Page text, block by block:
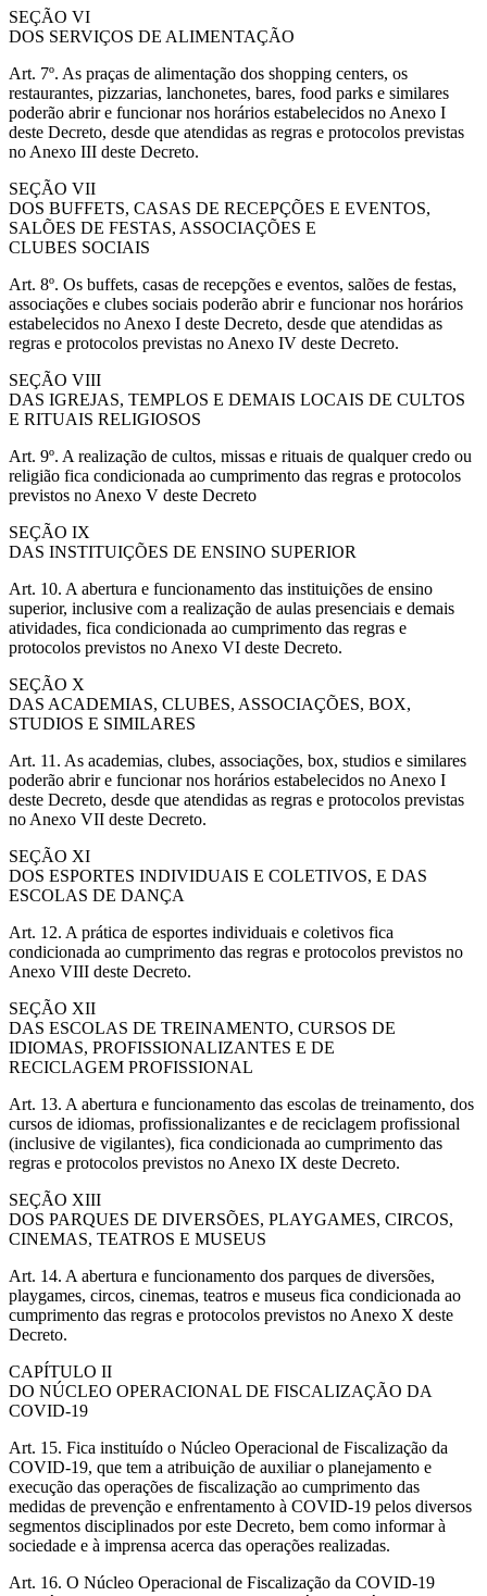
SEÇÃO VI
DOS SERVIÇOS DE ALIMENTAÇÃO
Art. 7º. As praças de alimentação dos shopping centers, os
restaurantes, pizzarias, lanchonetes, bares, food parks e similares
poderão abrir e funcionar nos horários estabelecidos no Anexo I
deste Decreto, desde que atendidas as regras e protocolos previstas
no Anexo III deste Decreto.
SEÇÃO VII
DOS BUFFETS, CASAS DE RECEPÇÕES E EVENTOS,
SALÕES DE FESTAS, ASSOCIAÇÕES E
CLUBES SOCIAIS
Art. 8º. Os buffets, casas de recepções e eventos, salões de festas,
associações e clubes sociais poderão abrir e funcionar nos horários
estabelecidos no Anexo I deste Decreto, desde que atendidas as
regras e protocolos previstas no Anexo IV deste Decreto.
SEÇÃO VIII
DAS IGREJAS, TEMPLOS E DEMAIS LOCAIS DE CULTOS
E RITUAIS RELIGIOSOS
Art. 9º. A realização de cultos, missas e rituais de qualquer credo ou
religião fica condicionada ao cumprimento das regras e protocolos
previstos no Anexo V deste Decreto
SEÇÃO IX
DAS INSTITUIÇÕES DE ENSINO SUPERIOR
Art. 10. A abertura e funcionamento das instituições de ensino
superior, inclusive com a realização de aulas presenciais e demais
atividades, fica condicionada ao cumprimento das regras e
protocolos previstos no Anexo VI deste Decreto.
SEÇÃO X
DAS ACADEMIAS, CLUBES, ASSOCIAÇÕES, BOX,
STUDIOS E SIMILARES
Art. 11. As academias, clubes, associações, box, studios e similares
poderão abrir e funcionar nos horários estabelecidos no Anexo I
deste Decreto, desde que atendidas as regras e protocolos previstas
no Anexo VII deste Decreto.
SEÇÃO XI
DOS ESPORTES INDIVIDUAIS E COLETIVOS, E DAS
ESCOLAS DE DANÇA
Art. 12. A prática de esportes individuais e coletivos fica
condicionada ao cumprimento das regras e protocolos previstos no
Anexo VIII deste Decreto.
SEÇÃO XII
DAS ESCOLAS DE TREINAMENTO, CURSOS DE
IDIOMAS, PROFISSIONALIZANTES E DE
RECICLAGEM PROFISSIONAL
Art. 13. A abertura e funcionamento das escolas de treinamento, dos
cursos de idiomas, profissionalizantes e de reciclagem profissional
(inclusive de vigilantes), fica condicionada ao cumprimento das
regras e protocolos previstos no Anexo IX deste Decreto.
SEÇÃO XIII
DOS PARQUES DE DIVERSÕES, PLAYGAMES, CIRCOS,
CINEMAS, TEATROS E MUSEUS
Art. 14. A abertura e funcionamento dos parques de diversões,
playgames, circos, cinemas, teatros e museus fica condicionada ao
cumprimento das regras e protocolos previstos no Anexo X deste
Decreto.
CAPÍTULO II
DO NÚCLEO OPERACIONAL DE FISCALIZAÇÃO DA
COVID-19
Art. 15. Fica instituído o Núcleo Operacional de Fiscalização da
COVID-19, que tem a atribuição de auxiliar o planejamento e
execução das operações de fiscalização ao cumprimento das
medidas de prevenção e enfrentamento à COVID-19 pelos diversos
segmentos disciplinados por este Decreto, bem como informar à
sociedade e à imprensa acerca das operações realizadas.
Art. 16. O Núcleo Operacional de Fiscalização da COVID-19